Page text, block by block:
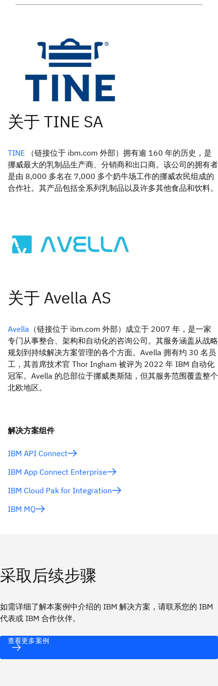
TINE （链接位于 ibm.com 外部）拥有逾 160 年的历史，是
挪威最大的乳制品生产商、分销商和出口商。该公司的拥有者
是由 8,000 多名在 7,000 多个奶牛场工作的挪威农民组成的
合作社。其产品包括全系列乳制品以及许多其他食品和饮料。
Avella （链接位于 ibm.com 外部）成立于 2007 年，是一家
专门从事整合、架构和自动化的咨询公司。其服务涵盖从战略
规划到持续解决方案管理的各个方面。Avella 拥有约 30 名员
工，其首席技术官 Thor Ingham 被评为 2022 年 IBM 自动化
冠军。Avella 的总部位于挪威奥斯陆，但其服务范围覆盖整个
北欧地区。
解决方案组件
IBM API Connect
IBM App Connect Enterprise
IBM Cloud Pak for Integration
IBM MQ
采取后续步骤
如需详细了解本案例中介绍的 IBM 解决方案，请联系您的 IBM
代表或 IBM 合作伙伴。
查看更多案例